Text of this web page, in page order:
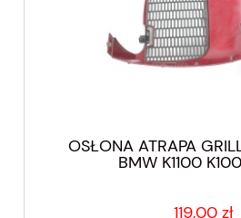
OSŁONA ATRAPA
BMW K1100
119,00 zł